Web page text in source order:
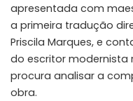
apresentada com
a primeira tradução
Priscila Marques, e
do escritor modernista
procura analisar a
obra.